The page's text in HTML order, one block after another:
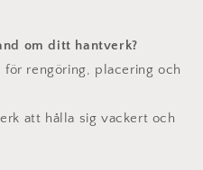
om ditt hantverk?
rengöring, placering och
att hålla sig vackert och